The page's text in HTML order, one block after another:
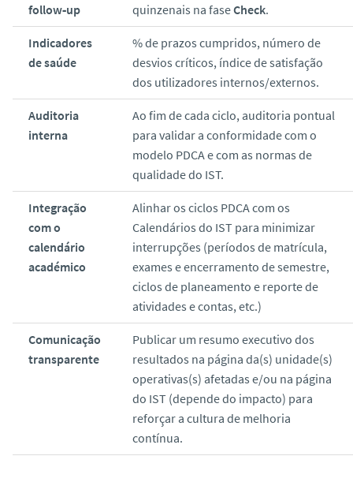
follow‑up
quinzenais na faseCheck.
Indicadores
de saúde
% de prazos cumpridos, número de
desvios críticos, índice de satisfação
dos utilizadores internos/externos.
Auditoria
interna
Ao fim de cada ciclo, auditoria pontual
para validar a conformidade com o
modelo PDCA e com as normas de
qualidade do IST.
Integração
com o
calendário
académico
Alinhar os ciclos PDCA com os
Calendários do IST para minimizar
interrupções (períodos de matrícula,
exames e encerramento de semestre,
ciclos de planeamento e reporte de
atividades e contas, etc.)
Comunicação
transparente
Publicar um resumo executivo dos
resultados na página da(s) unidade(s)
operativas(s) afetadas e/ou na página
do IST (depende do impacto) para
reforçar a cultura de melhoria
contínua.